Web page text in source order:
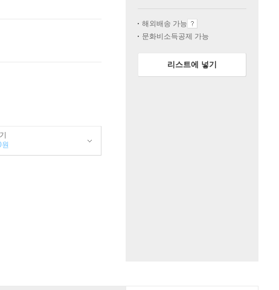
해외배송 가능
문화비소득공제 가능
리스트에 넣기